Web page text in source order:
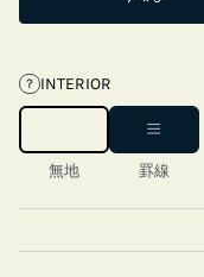
? INTERIOR
無地 罫線